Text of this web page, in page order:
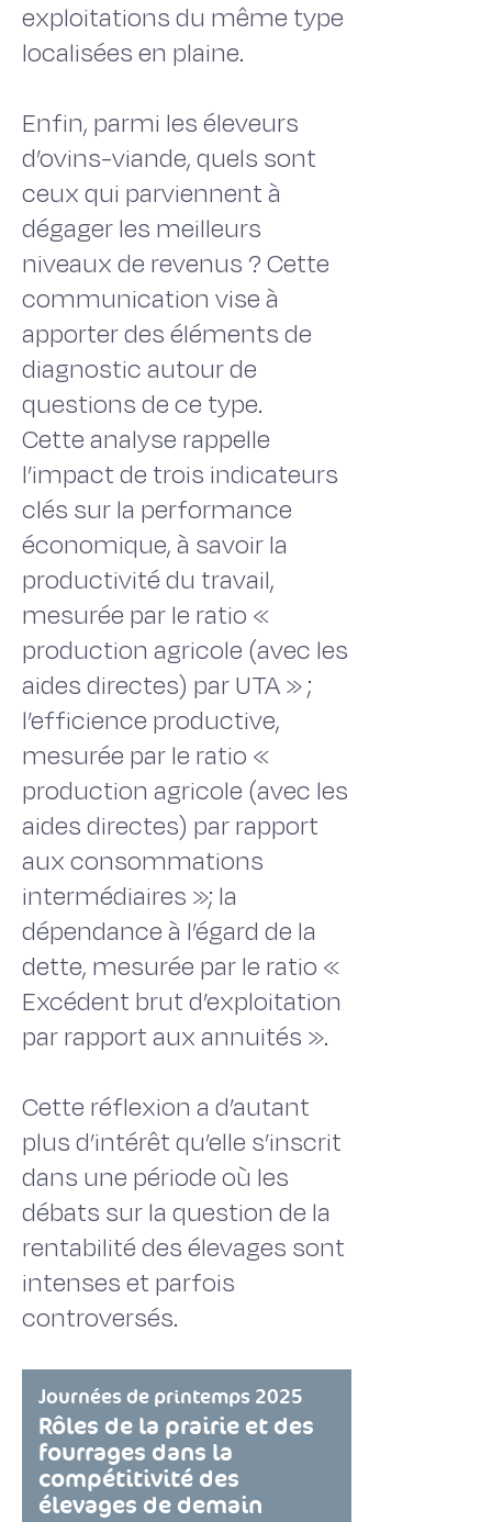
exploitations du même type
localisées en plaine.
Enfin, parmi les éleveurs
d’ovins-viande, quels sont
ceux qui parviennent à
dégager les meilleurs
niveaux de revenus ? Cette
communication vise à
apporter des éléments de
diagnostic autour de
questions de ce type.
Cette analyse rappelle
l’impact de trois indicateurs
clés sur la performance
économique, à savoir la
productivité du travail,
mesurée par le ratio «
production agricole (avec les
aides directes) par UTA » ;
l’efficience productive,
mesurée par le ratio «
production agricole (avec les
aides directes) par rapport
aux consommations
intermédiaires »; la
dépendance à l’égard de la
dette, mesurée par le ratio «
Excédent brut d’exploitation
par rapport aux annuités ».
Cette réflexion a d’autant
plus d’intérêt qu’elle s’inscrit
dans une période où les
débats sur la question de la
rentabilité des élevages sont
intenses et parfois
controversés.
Journées de printemps 2025
Rôles de la prairie et des
fourrages dans la
compétitivité des
élevages de demain